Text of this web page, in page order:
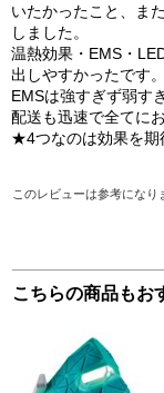
いたかったこと、ま
しました。
温熱効果・EMS・
出しやすかったです。
EMSは強すぎず弱す
配送も迅速で全てに
★4つなのは効果を期
このレビューは参考になり
こちらの商品もお